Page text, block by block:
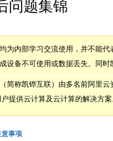
问题集锦
为内部学习交流使用，并不能
设备不可使用或数据丢失。同
简称凯铧互联）由多名前阿里
提供云计算及云计算的解决方
事项